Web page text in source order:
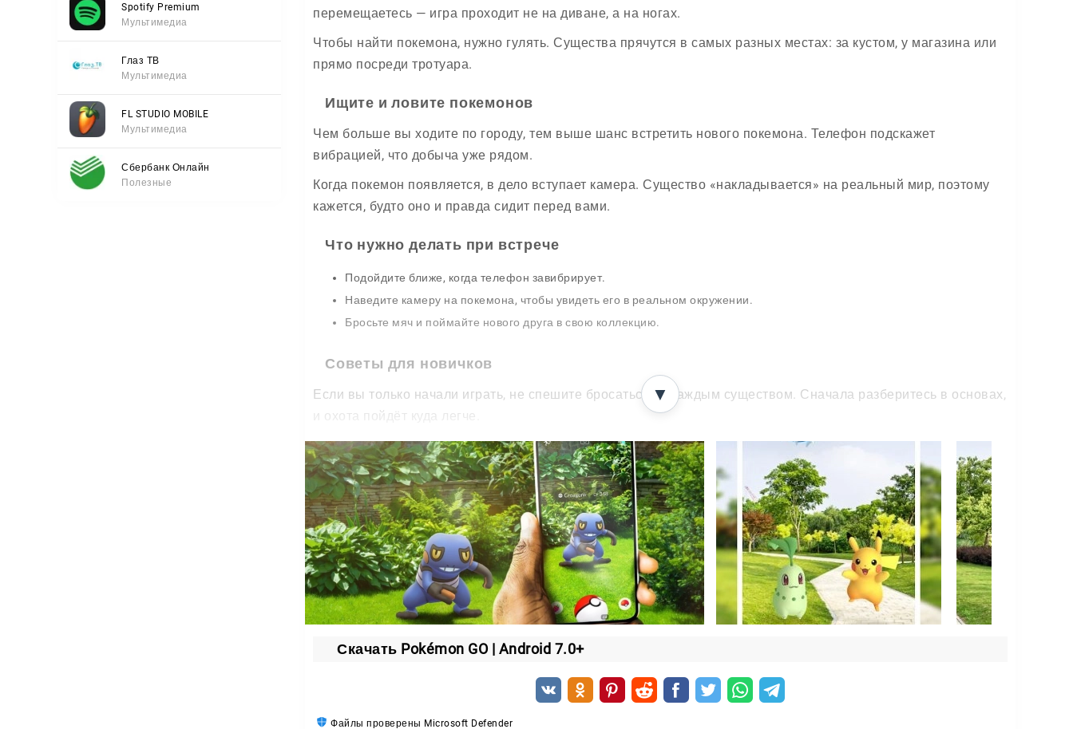
Spotify Premium
Мультимедиа
Глаз ТВ
Мультимедиа
FL STUDIO MOBILE
Мультимедиа
Сбербанк Онлайн
Полезные
перемещаетесь — игра проходит не на диване, а на ногах.
Чтобы найти покемона, нужно гулять. Существа прячутся в самых разных местах: за кустом, у магазина или
прямо посреди тротуара.
Ищите и ловите покемонов
Чем больше вы ходите по городу, тем выше шанс встретить нового покемона. Телефон подскажет
вибрацией, что добыча уже рядом.
Когда покемон появляется, в дело вступает камера. Существо «накладывается» на реальный мир, поэтому
кажется, будто оно и правда сидит перед вами.
Что нужно делать при встрече
Подойдите ближе, когда телефон завибрирует.
Наведите камеру на покемона, чтобы увидеть его в реальном окружении.
Бросьте мяч и поймайте нового друга в свою коллекцию.
Советы для новичков
Если вы только начали играть, не спешите бросаться за каждым существом. Сначала разберитесь в основах,
и охота пойдёт куда легче.
Загляните в игровые гайды, чтобы понять базовые механики.
Изучите таблицы эволюции — так вы поймёте, кого выгодно прокачивать.
Чаще выходите на улицу: разные районы дарят разных покемонов.
Pokemon GO превращает обычную прогулку в настоящую охоту. Чем активнее вы исследуете город, тем
больше покемонов окажется в вашей коллекции.
▼
Скачать Pokémon GO | Android 7.0+
Файлы проверены Microsoft Defender